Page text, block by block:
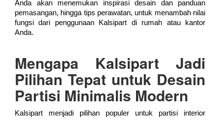
Anda akan menemukan inspirasi desain dan panduan
pemasangan, hingga tips perawatan, untuk menambah nilai
fungsi dari penggunaan Kalsipart di rumah atau kantor
Anda.
Mengapa Kalsipart Jadi
Pilihan Tepat untuk Desain
Partisi Minimalis Modern
Kalsipart menjadi pilihan populer untuk partisi interior